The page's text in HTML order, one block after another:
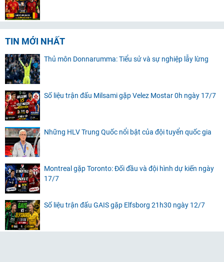
TIN MỚI NHẤT
Thủ môn Donnarumma: Tiểu sử và sự nghiệp lẫy lừng
Số liệu trận đấu Milsami gặp Velez Mostar 0h ngày 17/7
Những HLV Trung Quốc nổi bật của đội tuyển quốc gia
Montreal gặp Toronto: Đối đầu và đội hình dự kiến ngày
17/7
Số liệu trận đấu GAIS gặp Elfsborg 21h30 ngày 12/7